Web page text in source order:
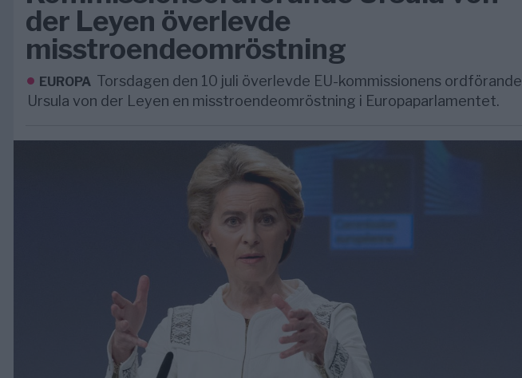
der Leyen överlevde
misstroendeomröstning
EUROPA Torsdagen den 10 juli överlevde EU-kommissionens ordförande
Ursula von der Leyen en misstroendeomröstning i Europaparlamentet.